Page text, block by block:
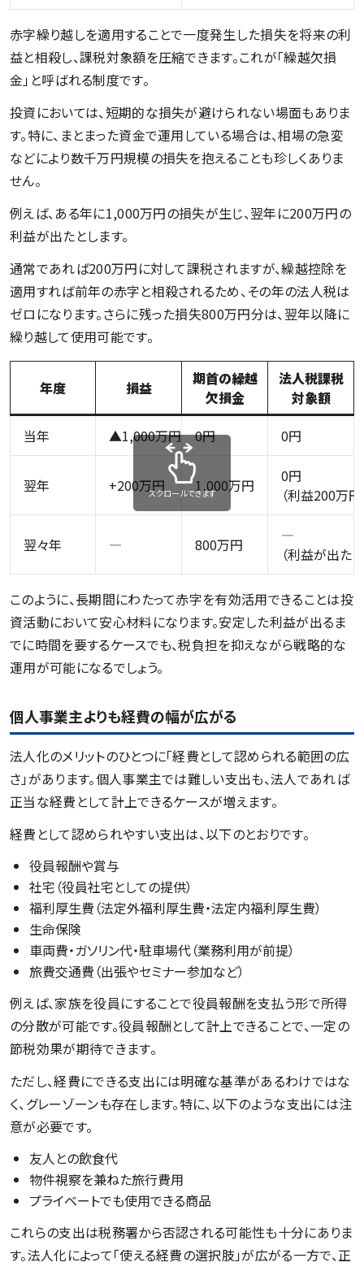
赤字繰り越しを適用することで一度発生した損失を将来の利
益と相殺し、課税対象額を圧縮できます。これが「繰越欠損
金」と呼ばれる制度です。
投資においては、短期的な損失が避けられない場面もありま
す。特に、まとまった資金で運用している場合は、相場の急変
などにより数千万円規模の損失を抱えることも珍しくありま
せん。
例えば、ある年に1,000万円の損失が生じ、翌年に200万円の
利益が出たとします。
通常であれば200万円に対して課税されますが、繰越控除を
適用すれば前年の赤字と相殺されるため、その年の法人税は
ゼロになります。さらに残った損失800万円分は、翌年以降に
繰り越して使用可能です。
年度 損益
期首の繰越
欠損金
法人税課税
対象額
当年
▲1,000万円 0円 0円
翌年 +200万円 1,000万円
0円
（利益200万
翌々年 ― 800万円
―
（利益が出た
スクロールできます
このように、長期間にわたって赤字を有効活用できることは投
資活動において安心材料になります。安定した利益が出るま
でに時間を要するケースでも、税負担を抑えながら戦略的な
運用が可能になるでしょう。
個人事業主よりも経費の幅が広がる
法人化のメリットのひとつに「経費として認められる範囲の広
さ」があります。個人事業主では難しい支出も、法人であれば
正当な経費として計上できるケースが増えます。
経費として認められやすい支出は、以下のとおりです。
役員報酬や賞与
社宅（役員社宅としての提供）
福利厚生費（法定外福利厚生費・法定内福利厚生費）
生命保険
車両費・ガソリン代・駐車場代（業務利用が前提）
旅費交通費（出張やセミナー参加など）
例えば、家族を役員にすることで役員報酬を支払う形で所得
の分散が可能です。役員報酬として計上できることで、一定の
節税効果が期待できます。
ただし、経費にできる支出には明確な基準があるわけではな
く、グレーゾーンも存在します。特に、以下のような支出には注
意が必要です。
友人との飲食代
物件視察を兼ねた旅行費用
プライベートでも使用できる商品
これらの支出は税務署から否認される可能性も十分にありま
す。法人化によって「使える経費の選択肢」が広がる一方で、正